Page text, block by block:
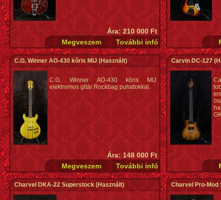
Ára: 210 000 Ft
C.G. Winner AO-430 kőris MIJ (Használt)
C.G. Winner AO-430 kőris MIJ
elektromos gitár Rockbag puhatokkal.
Ára: 148 000 Ft
Carvin DC-127
Charvel DKA-22 Superstock(Használt) Charvel Pro-Mod